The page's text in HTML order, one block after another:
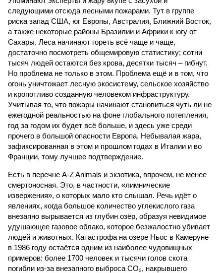
следующими отсюда лесными пожарами. Тут в группе
риска запад США, юг Европы, Австралия, Ближний Восток,
а также некоторые районы Бразилии и Африки к югу от
Сахары. Леса начинают гореть всё чаще и чаще,
достаточно посмотреть общемировую статистику; сотни
тысяч людей остаются без крова, десятки тысяч – гибнут.
Но проблема не только в этом. Проблема ещё и в том, что
огонь уничтожает лесную экосистему, сельское хозяйство
и кропотливо созданную человеком инфраструктуру.
Учитывая то, что пожары начинают становиться чуть ли не
ежегодной реальностью на фоне глобального потепления,
год за годом их будет всё больше, и здесь уже среди
прочего в большой опасности Европа. Небывалая жара,
зафиксированная в этом и прошлом годах в Италии и во
Франции, тому лучшее подтверждение.
Есть в перечне A-Z Animals и экзотика, впрочем, не менее
смертоносная. Это, в частности, «лимнические
извержения», о которых мало кто слышал. Речь идёт о
явлениях, когда большое количество углекислого газа
внезапно вырывается из глубин озёр, образуя невидимое
удушающее газовое облако, которое безжалостно убивает
людей и животных. Катастрофа на озере Ньос в Камеруне
в 1986 году остаётся одним из наиболее чудовищных
примеров: более 1700 человек и тысячи голов скота
погибли из-за внезапного выброса CO₂, накрывшего